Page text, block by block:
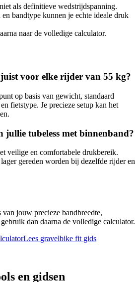
als definitieve wedstrijdspanning.
bandtype kunnen je echte ideale druk
naar de volledige calculator.
voor elke rijder van 55 kg?
op basis van gewicht, standaard
fietstype. Je precieze setup kan het
jullie tubeless met binnenband?
veilige en comfortabele drukbereik.
gereden worden bij dezelfde rijder en
jouw precieze bandbreedte,
dan daarna de volledige calculator.
Lees gravelbike fit gids
en gidsen